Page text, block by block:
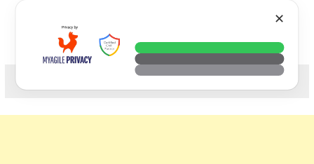
科技. 生活. 攝影.
✕